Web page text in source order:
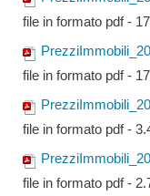
file in formato pdf -
file in formato pdf -
file in formato pdf -
file in formato pdf -